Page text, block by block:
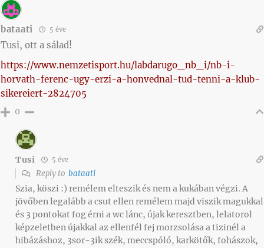
bataati 5 éve
Tusi, ott a sálad!
https://www.nemzetisport.hu/labdarugo_nb_i/nb-i-
horvath-ferenc-ugy-erzi-a-honvednal-tud-tenni-a-klub-
sikereiert-2824705
0
Tusi 5 éve
Reply to bataati
Szia, köszi :) remélem elteszik és nem a kukában végzi. A
jövőben legalább a csut ellen remélem majd viszik magukkal
és 3 pontokat fog érni a wc lánc, újak keresztben, lelatorol
képzeletben újakkal az ellenfél fej morzsolása a tizinél a
hibázáshoz, 3sor-3ik szék, meccspóló, karkötők, fohászok,